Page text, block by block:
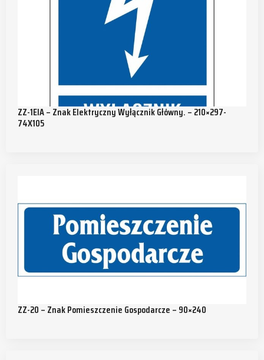
ZZ-1EIA – Znak Elektryczny Wyłącznik Główny. – 210×297-
74X105
ZZ-20 – Znak Pomieszczenie Gospodarcze – 90×240